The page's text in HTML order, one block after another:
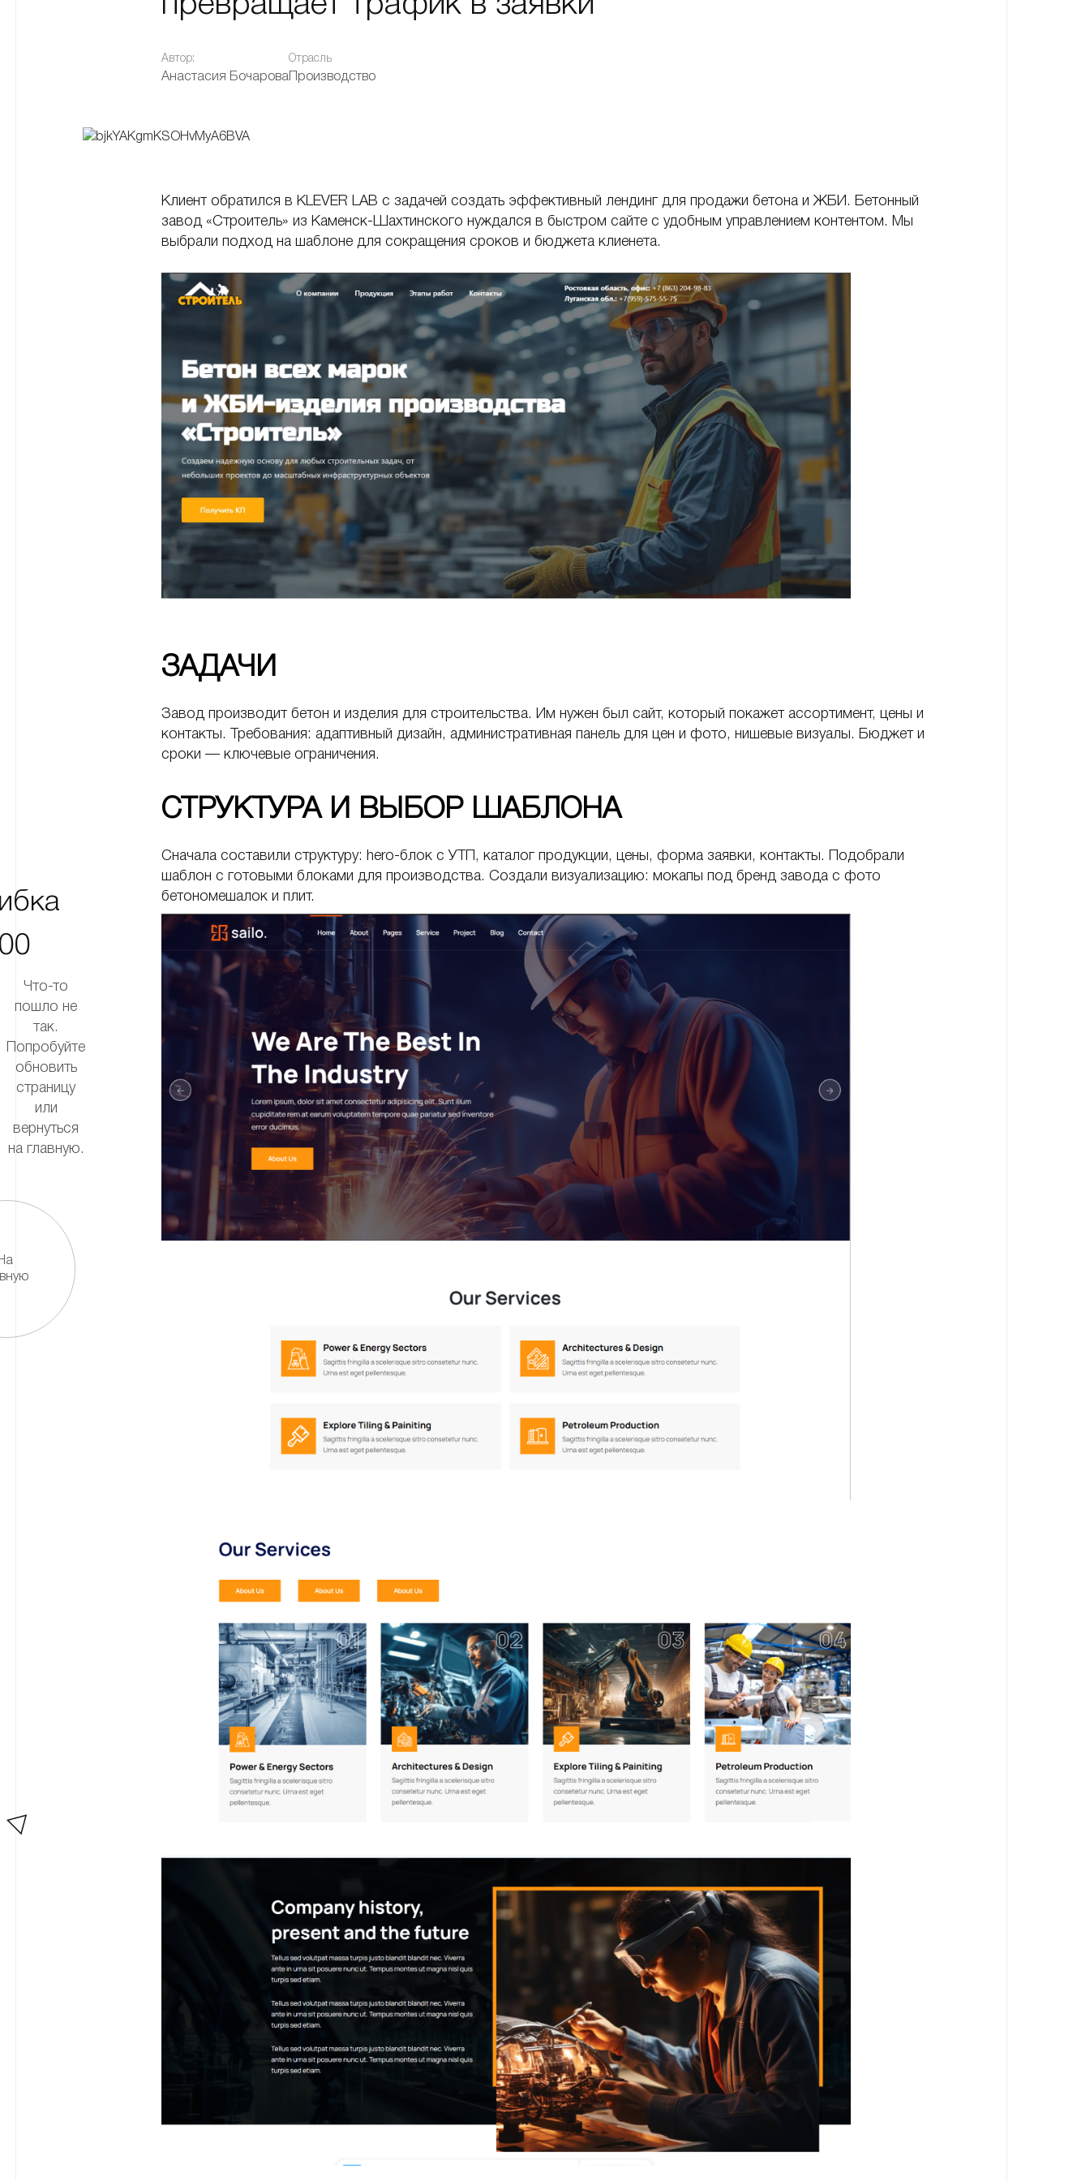
Что-то
пошло не
так.
Попробуйте
обновить
страницу
или
вернуться
на главную.
Автор:
Анастасия Бочарова
Отрасль
Производство
Клиент обратился в KLEVER LAB с задачей создать эффективный лендинг для продажи бетона и ЖБИ. Бетонный
завод «Строитель» из Каменск-Шахтинского нуждался в быстром сайте с удобным управлением контентом. Мы
выбрали подход на шаблоне для сокращения сроков и бюджета клиенета.
ЗАДАЧИ
Завод производит бетон и изделия для строительства. Им нужен был сайт, который покажет ассортимент, цены и
контакты. Требования: адаптивный дизайн, административная панель для цен и фото, нишевые визуалы. Бюджет и
сроки — ключевые ограничения.
СТРУКТУРА И ВЫБОР ШАБЛОНА
Сначала составили структуру: hero-блок с УТП, каталог продукции, цены, форма заявки, контакты. Подобрали
шаблон с готовыми блоками для производства. Создали визуализацию: мокапы под бренд завода с фото
бетономешалок и плит.